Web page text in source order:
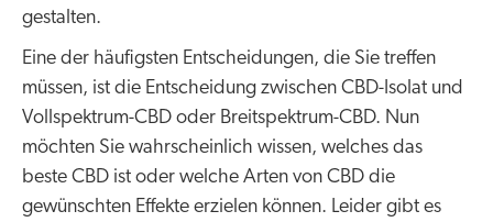
gestalten.
Eine der häufigsten Entscheidungen, die Sie treffen
müssen, ist die Entscheidung zwischen CBD-Isolat und
Vollspektrum-CBD oder Breitspektrum-CBD. Nun
möchten Sie wahrscheinlich wissen, welches das
beste CBD ist oder welche Arten von CBD die
gewünschten Effekte erzielen können. Leider gibt es